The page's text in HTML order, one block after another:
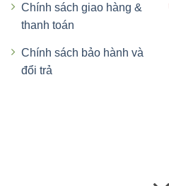
Chính sách giao hàng &
thanh toán
Chính sách bảo hành và
đổi trả